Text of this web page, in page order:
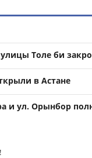
Толе би
в Астане
и ул. Орынбор